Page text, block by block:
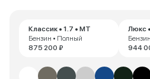
Классик • 1.7 • MT
Бензин • Полный
875 200 ₽
Люкс
944